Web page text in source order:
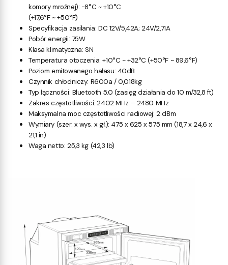
komory mroźnej): -8°C ~ +10°C
(+17,6°F ~ +50°F)
Specyfikacja zasilania: DC 12V/5,42A; 24V/2,71A
Pobór energii: 75W
Klasa klimatyczna: SN
Temperatura otoczenia: +10°C ~ +32°C (+50°F ~ 89,6°F)
Poziom emitowanego hałasu: 40dB
Czynnik chłodniczy: R600a / 0,018kg
Typ łączności: Bluetooth 5.0 (zasięg działania do 10 m/32,8 ft)
Zakres częstotliwości: 2402 MHz – 2480 MHz
Maksymalna moc częstotliwości radiowej: 2 dBm
Wymiary (szer. x wys. x gł.): 475 x 625 x 575 mm (18,7 x 24,6 x
21,1 in)
Waga netto: 25,3 kg (42,3 lb)